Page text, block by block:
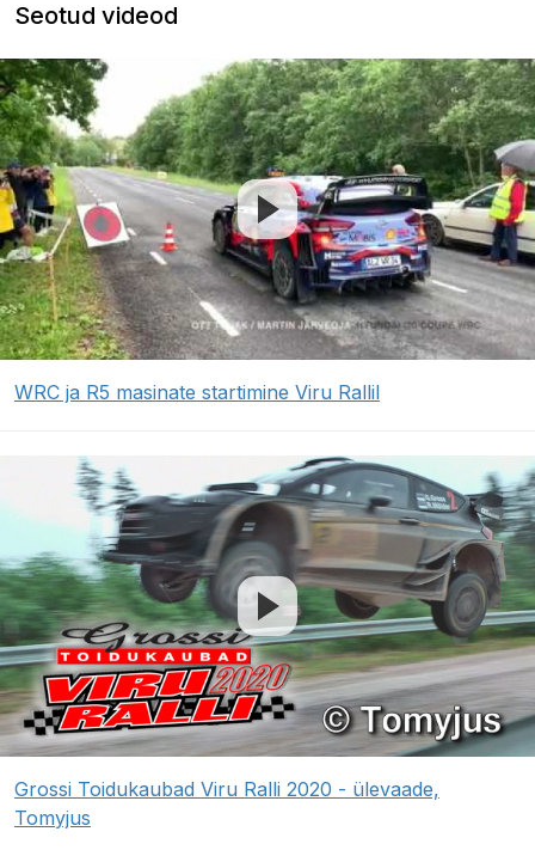
Seotud videod
WRC ja R5 masinate startimine Viru Rallil
Grossi Toidukaubad Viru Ralli 2020 - ülevaade,
Tomyjus